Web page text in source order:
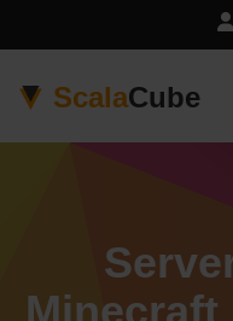
ScalaCube